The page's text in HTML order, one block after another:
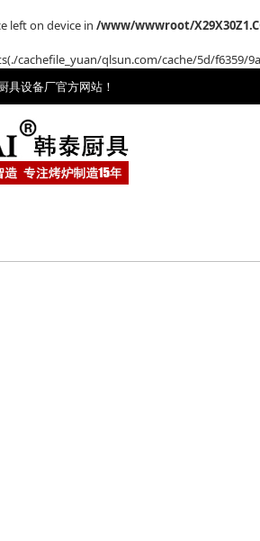
left on device in /www/wwwroot/
cachefile_yuan/qlsun.com/cache/5d/f6359/
具设备厂官方网站！